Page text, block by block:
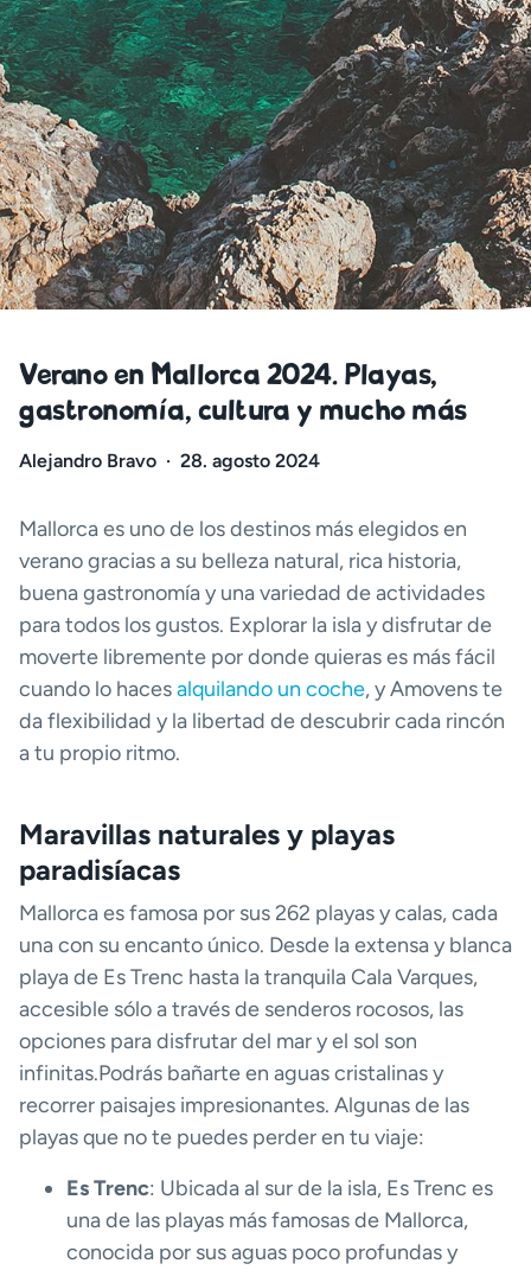
Verano en Mallorca 2024. Playas,
gastronomía, cultura y mucho más
Alejandro Bravo · 28. agosto 2024
Mallorca es uno de los destinos más elegidos en
verano gracias a su belleza natural, rica historia,
buena gastronomía y una variedad de actividades
para todos los gustos. Explorar la isla y disfrutar de
moverte libremente por donde quieras es más fácil
cuando lo hacesalquilando un coche, y Amovens te
da flexibilidad y la libertad de descubrir cada rincón
a tu propio ritmo.
Maravillas naturales y playas
paradisíacas
Mallorca es famosa por sus 262 playas y calas, cada
una con su encanto único. Desde la extensa y blanca
playa de Es Trenc hasta la tranquila Cala Varques,
accesible sólo a través de senderos rocosos, las
opciones para disfrutar del mar y el sol son
infinitas.Podrás bañarte en aguas cristalinas y
recorrer paisajes impresionantes. Algunas de las
playas que no te puedes perder en tu viaje:
Es Trenc: Ubicada al sur de la isla, Es Trenc es
una de las playas más famosas de Mallorca,
conocida por sus aguas poco profundas y